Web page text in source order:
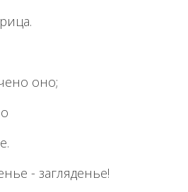
оно;
- загляденье!